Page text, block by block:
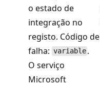
o estado de
integração no
registo. Código de
falha: variable .
O serviço
Microsoft